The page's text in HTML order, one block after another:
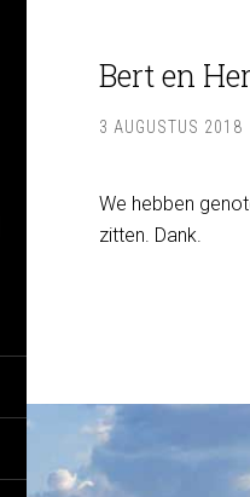
Bert en
3 AUGUSTUS 2018
We hebben
zitten. Dank.